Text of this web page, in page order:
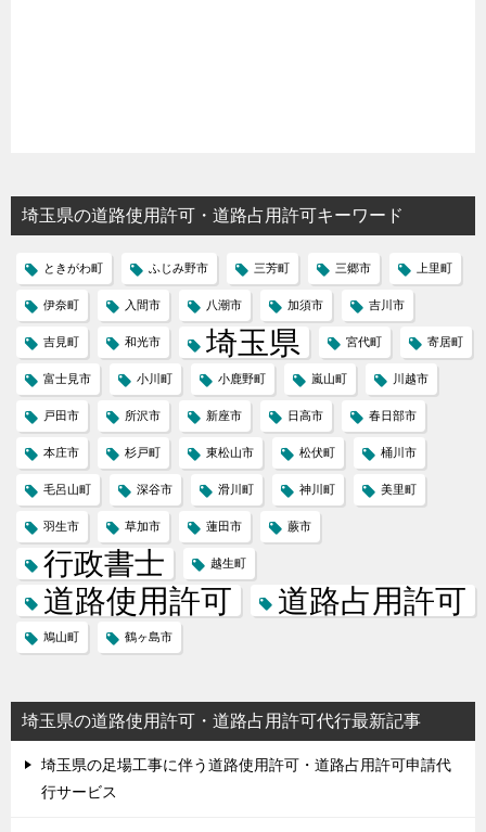
埼玉県の道路使用許可・道路占用許可キーワード
ときがわ町 ふじみ野市 三芳町 三郷市 上里町
伊奈町 入間市 八潮市 加須市 吉川市
吉見町 和光市 埼玉県 宮代町 寄居町
富士見市 小川町 小鹿野町 嵐山町 川越市
戸田市 所沢市 新座市 日高市 春日部市
本庄市 杉戸町 東松山市 松伏町 桶川市
毛呂山町 深谷市 滑川町 神川町 美里町
羽生市 草加市 蓮田市 蕨市
行政書士 越生町
道路使用許可 道路占用許可
鳩山町 鶴ヶ島市
埼玉県の道路使用許可・道路占用許可代行最新記事
埼玉県の足場工事に伴う道路使用許可・道路占用許可申請代
行サービス